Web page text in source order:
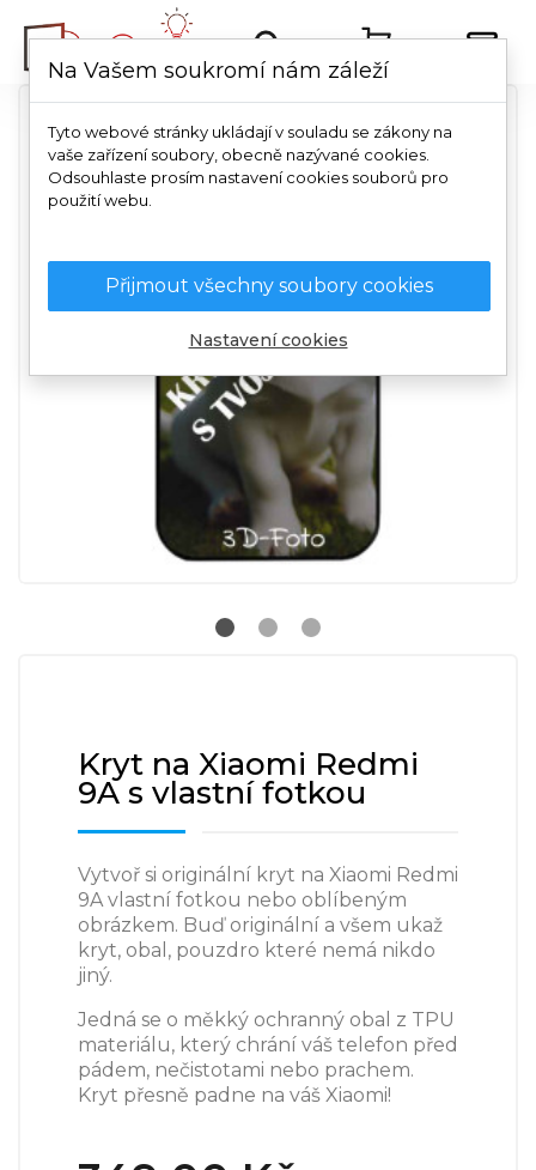
Kryt na Xiaomi Redmi
9A s vlastní fotkou
Vytvoř si originální kryt na Xiaomi Redmi
9A vlastní fotkou nebo oblíbeným
obrázkem. Buď originální a všem ukaž
kryt, obal, pouzdro které nemá nikdo
jiný.
Jedná se o měkký ochranný obal z TPU
materiálu, který chrání váš telefon před
pádem, nečistotami nebo prachem.
Kryt přesně padne na váš Xiaomi!
Na Vašem soukromí nám záleží
Tyto webové stránky ukládají v souladu se zákony na
vaše zařízení soubory, obecně nazývané cookies.
Odsouhlaste prosím nastavení cookies souborů pro
použití webu.
Přijmout všechny soubory cookies
Nastavení cookies